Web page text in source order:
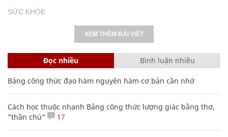
SỨC KHỎE
XEM THÊM BÀI VIẾT
Đọc nhiều Bình luận nhiều
Bảng công thức đạo hàm nguyên hàm cơ bản cần nhớ
Cách học thuộc nhanh Bảng công thức lượng giác bằng thơ,
"thần chú"
17